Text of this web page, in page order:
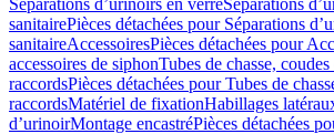
Séparations d’urinoirs en verreSéparations
sanitairePièces détachées pour Séparations
sanitaireAccessoiresPièces détachées pour
accessoires de siphonTubes de chasse, coudes
raccordsPièces détachées pour Tubes de
raccordsMatériel de fixationHabillages
dʼurinoirMontage encastréPièces détachées